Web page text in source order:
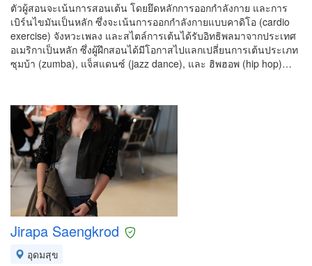
ตัวผู้สอนจะเน้นการสอนเต้น โดยยึดหลักการออกกำลังกาย และการ
เบิร์นไขมันเป็นหลัก ซึ่งจะเน้นการออกกำลังกายแบบคาดิโอ (cardio
exercise) จังหวะเพลง และสไตล์การเต้นได้รับอิทธิพลมาจากประเทศ
อเมริกาเป็นหลัก ซึ่งผู้ฝึกสอนได้มีโอกาสไปแลกเปลี่ยนการเต้นประเภท
ซุมบ้า (zumba), แจ็สแดนซ์ (jazz dance), และ ฮิพฮอพ (hip hop)…
Jirapa Saengkrod
อุดมสุข